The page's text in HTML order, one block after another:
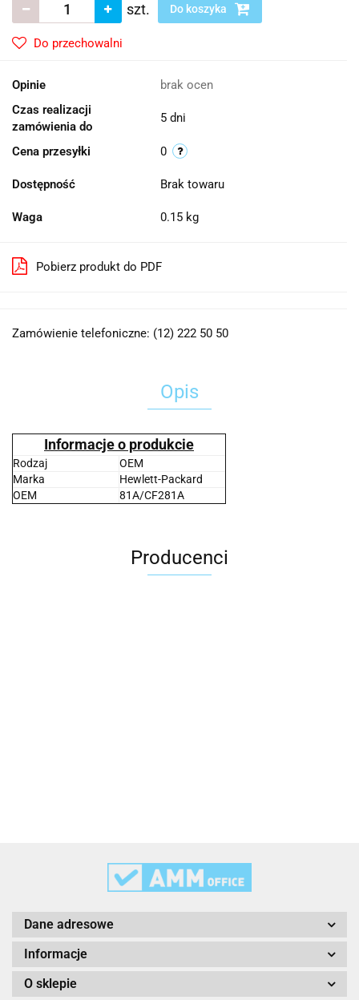
szt. Do koszyka
Do przechowalni
Opinie
brak ocen
Czas realizacji
zamówienia do
5 dni
Cena przesyłki 0
Dostępność Brak towaru
Waga 0.15 kg
Pobierz produkt do PDF
Zamówienie telefoniczne: (12) 222 50 50
Opis
Informacje o produkcie
Rodzaj
OEM
Marka
Hewlett-Packard
OEM
81A/CF281A
Producenci
Dane adresowe
Informacje
O sklepie